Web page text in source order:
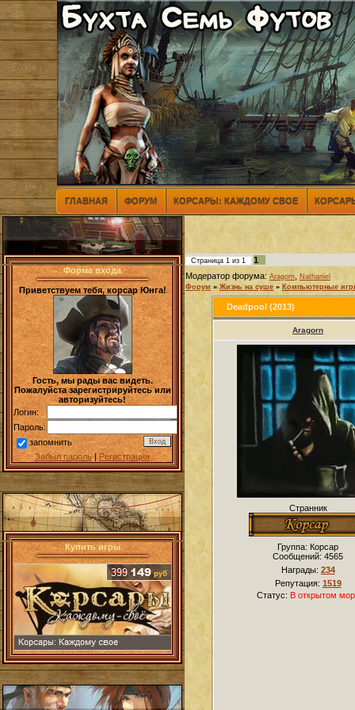
ГЛАВНАЯ ФОРУМ КОРСАРЫ: КАЖДОМУ СВОЕ
Форма входа
Приветствуем тебя, корсар Юнга!
Гость, мы рады вас видеть.
Пожалуйста зарегистрируйтесь или
авторизуйтесь!
Логин:
Пароль:
запомнить
Забыл пароль|Регистрация
Купить игры
Страница 1 из 1
1
Модератор форума: Aragorn
Nathaniel
Форум » Жизнь на суше » Компьютерные
Deadpool (2013)
Aragorn
Странник
Группа: Корсар
Сообщений:4565
Награды: 234
Репутация: 1519
Статус: В открытом